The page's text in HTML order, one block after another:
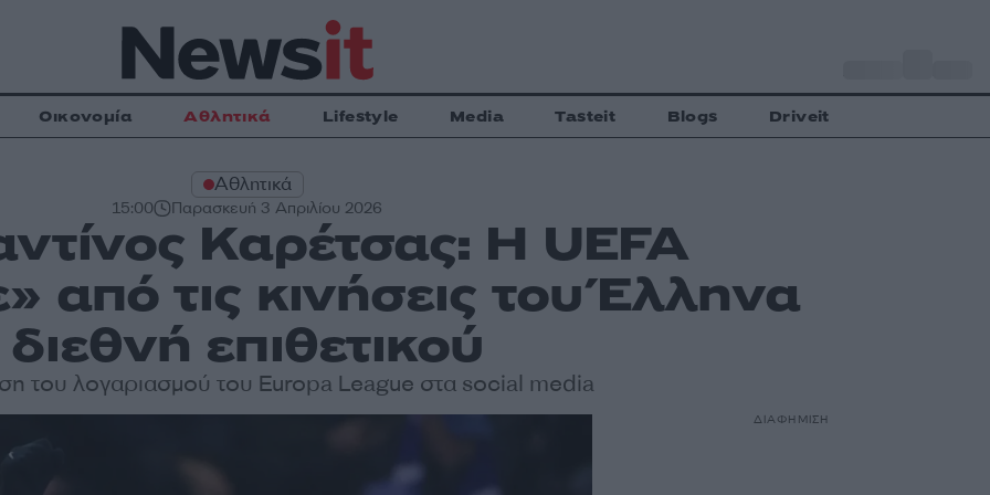
Οικονομία Αθλητικά Lifestyle Media Tasteit Blogs Driveit
Αθλητικά
15:00 Παρασκευή 3 Απριλίου 2026
Καρέτσας: Η UEFA
από τις κινήσεις του Έλληνα
διεθνή επιθετικού
του λογαριασμού του Europa League στα social media
ΔΙΑΦΗΜΙΣΗ